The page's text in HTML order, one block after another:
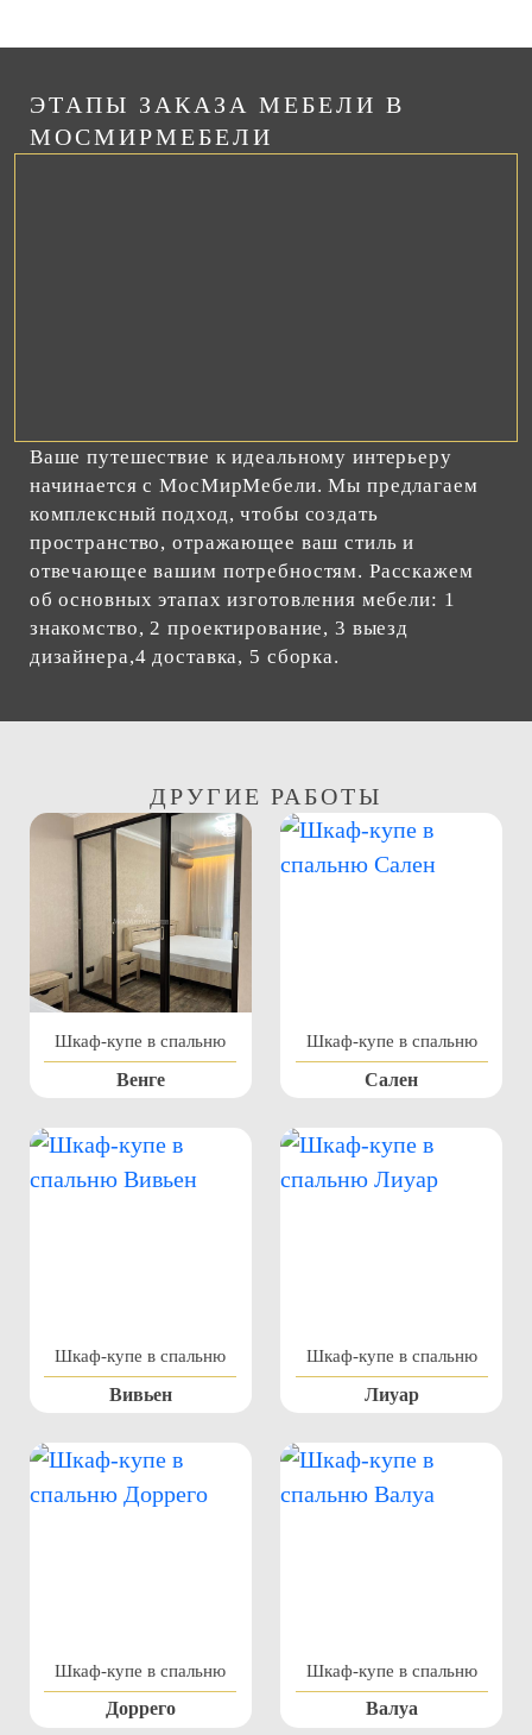
ЭТАПЫ ЗАКАЗА МЕБЕЛИ В
МОСМИРМЕБЕЛИ
Ваше путешествие к идеальному интерьеру
начинается с МосМирМебели. Мы предлагаем
комплексный подход, чтобы создать
пространство, отражающее ваш стиль и
отвечающее вашим потребностям. Расскажем
об основных этапах изготовления мебели: 1
знакомство, 2 проектирование, 3 выезд
дизайнера,4 доставка, 5 сборка.
ДРУГИЕ РАБОТЫ
Шкаф-купе в спальню
Венге
Шкаф-купе в спальню
Сален
Шкаф-купе в спальню
Вивьен
Шкаф-купе в спальню
Лиуар
Шкаф-купе в спальню
Доррего
Шкаф-купе в спальню
Валуа